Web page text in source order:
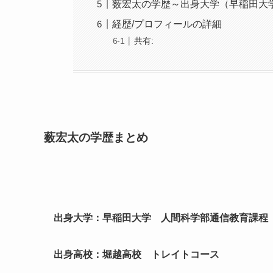
薮宏太の学歴～出身大学（早稲田大
経歴/プロフィールの詳細
共有:
薮宏太の学歴まとめ
出身大学：早稲田大学 人間科学部通信教育課程
出身高校：堀越高校 トレイトコース